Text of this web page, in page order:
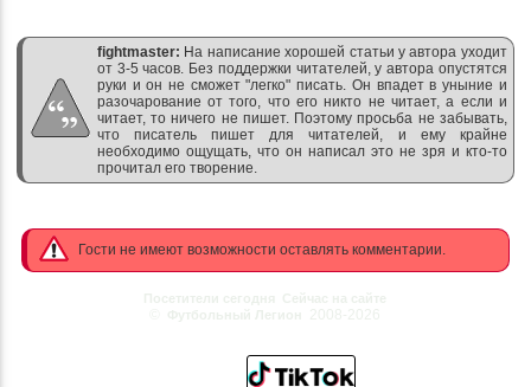
fightmaster: На написание хорошей статьи у автора уходит
от 3-5 часов. Без поддержки читателей, у автора опустятся
руки и он не сможет "легко" писать. Он впадет в уныние и
разочарование от того, что его никто не читает, а если и
читает, то ничего не пишет. Поэтому просьба не забывать,
что писатель пишет для читателей, и ему крайне
необходимо ощущать, что он написал это не зря и кто-то
прочитал его творение.
Гости не имеют возможности оставлять комментарии.